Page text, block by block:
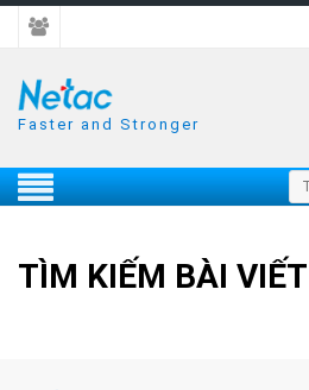
Faster and Stronger
TÌM KIẾM BÀI VIẾT